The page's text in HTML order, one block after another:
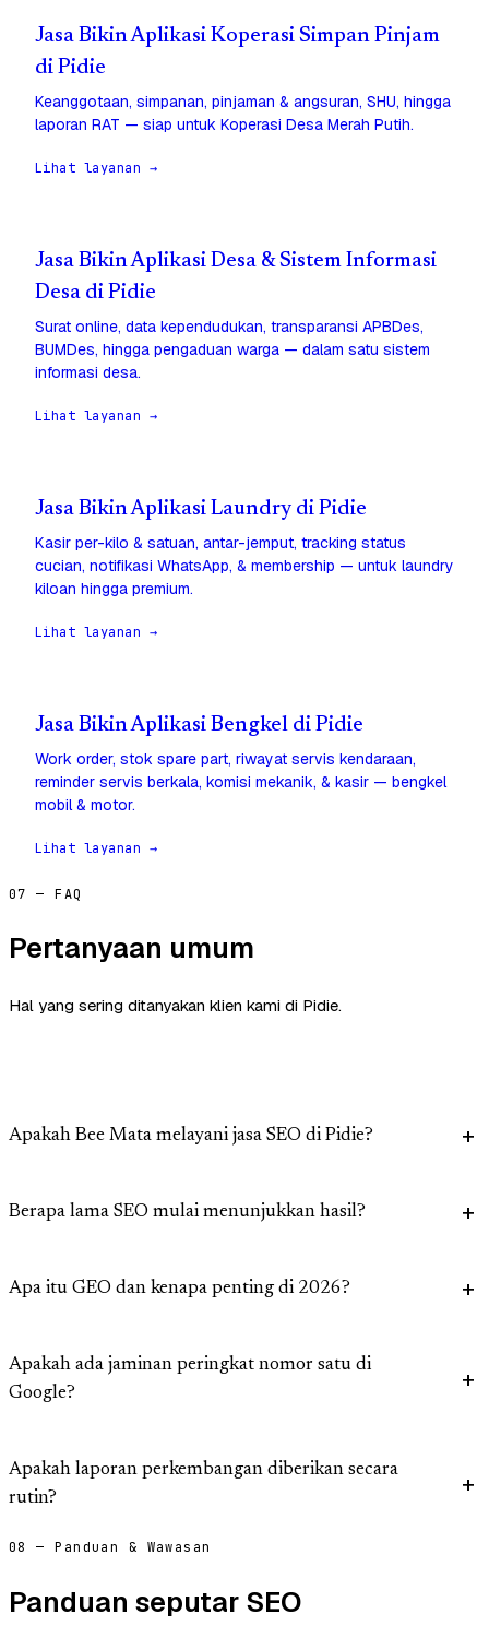
Jasa Bikin Aplikasi Koperasi Simpan Pinjam
di Pidie
Keanggotaan, simpanan, pinjaman & angsuran, SHU, hingga
laporan RAT — siap untuk Koperasi Desa Merah Putih.
Lihat layanan →
Jasa Bikin Aplikasi Desa & Sistem Informasi
Desa di Pidie
Surat online, data kependudukan, transparansi APBDes,
BUMDes, hingga pengaduan warga — dalam satu sistem
informasi desa.
Lihat layanan →
Jasa Bikin Aplikasi Laundry di Pidie
Kasir per-kilo & satuan, antar-jemput, tracking status
cucian, notifikasi WhatsApp, & membership — untuk laundry
kiloan hingga premium.
Lihat layanan →
Jasa Bikin Aplikasi Bengkel di Pidie
Work order, stok spare part, riwayat servis kendaraan,
reminder servis berkala, komisi mekanik, & kasir — bengkel
mobil & motor.
Lihat layanan →
07 — FAQ
Pertanyaan umum
Hal yang sering ditanyakan klien kami di Pidie.
Apakah Bee Mata melayani jasa SEO di Pidie?
Berapa lama SEO mulai menunjukkan hasil?
Apa itu GEO dan kenapa penting di 2026?
Apakah ada jaminan peringkat nomor satu di
Google?
Apakah laporan perkembangan diberikan secara
rutin?
08 — Panduan & Wawasan
Panduan seputar SEO